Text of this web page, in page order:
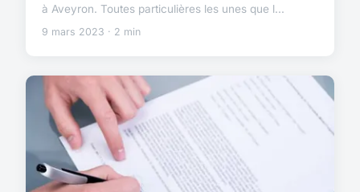
à Aveyron. Toutes particulières les unes que l...
9 mars 2023 · 2 min